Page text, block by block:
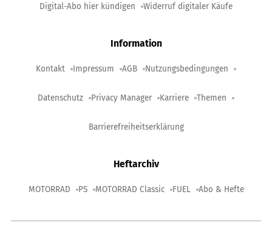
Digital-Abo hier kündigen Widerruf digitaler Käufe
Information
Kontakt Impressum AGB Nutzungsbedingungen
Datenschutz Privacy Manager Karriere Themen
Barrierefreiheitserklärung
Heftarchiv
MOTORRAD PS MOTORRAD Classic FUEL Abo & Hefte